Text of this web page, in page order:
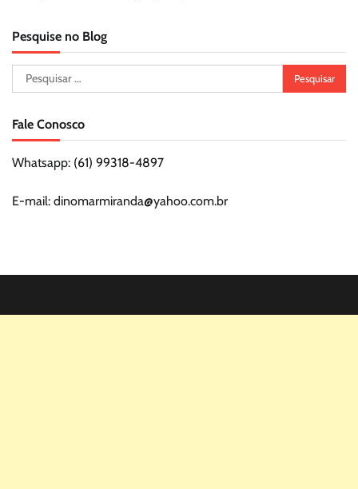
Pesquise no Blog
Pesquisar
por:
Fale Conosco
Whatsapp: (61) 99318-4897
E-mail: dinomarmiranda@yahoo.com.br